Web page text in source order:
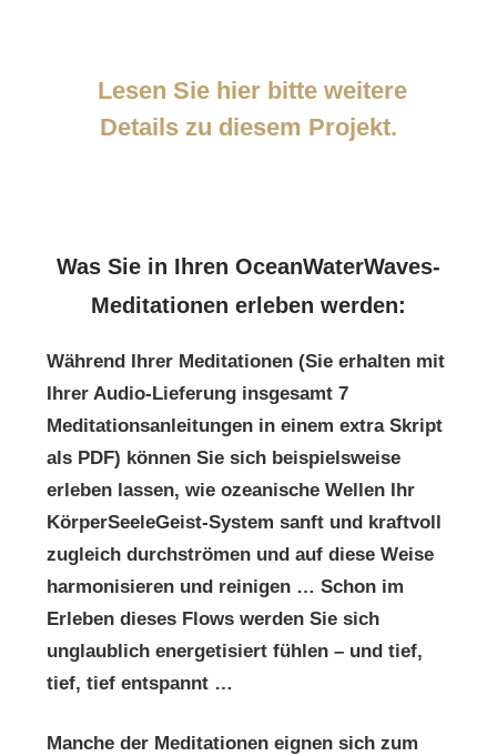
Lesen Sie hier bitte weitere
Details zu diesem Projekt.
Was Sie in Ihren OceanWaterWaves-
Meditationen erleben werden:
Während Ihrer Meditationen (Sie erhalten mit
Ihrer Audio-Lieferung insgesamt 7
Meditationsanleitungen in einem extra Skript
als PDF) können Sie sich beispielsweise
erleben lassen, wie ozeanische Wellen Ihr
KörperSeeleGeist-System sanft und kraftvoll
zugleich durchströmen und auf diese Weise
harmonisieren und reinigen … Schon im
Erleben dieses Flows werden Sie sich
unglaublich energetisiert fühlen – und tief,
tief, tief entspannt …
Manche der Meditationen eignen sich zum